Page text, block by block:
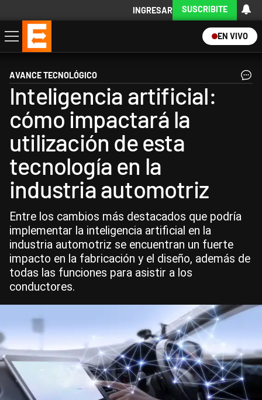
INGRESAR SUSCRIBITE
EN VIVO
Economía
Política
Internacional
Actualidad
Descargá la App
AVANCE TECNOLÓGICO
Inteligencia artificial:
cómo impactará la
utilización de esta
tecnología en la
industria automotriz
Entre los cambios más destacados que podría
implementar la inteligencia artificial en la
industria automotriz se encuentran un fuerte
impacto en la fabricación y el diseño, además de
todas las funciones para asistir a los
conductores.